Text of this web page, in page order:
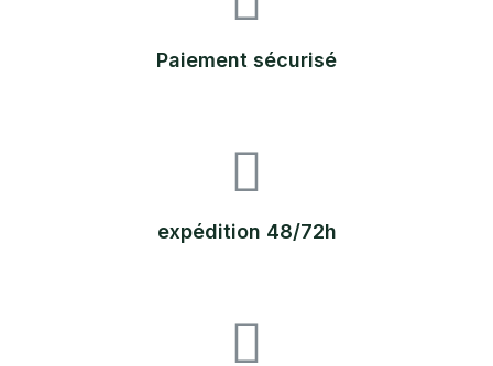
Paiement sécurisé
expédition 48/72h